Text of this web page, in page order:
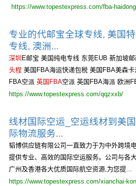
https://www.topestexpress.com/fba-
专业的代邮宝全球专线, 美国
专线, 澳洲...
深圳 E邮宝 美国纯电专线 东莞EUB 新加坡
头程美国FBA海运快递包税 美国FBA美森
FBA空派 英国FBA空派 英国FBA海派 欧洲
https://www.topestexpress.com/qqzxxb/
线材国际空运_空运线材到美
际物流服务...
韬博供应链有限公司一直致力于为中外跨境
提供专业、高效的国际空运服务。公司与各
广州及香港各大优质国际航空资源,为您提...
https://www.topestexpress.com/xianchai-